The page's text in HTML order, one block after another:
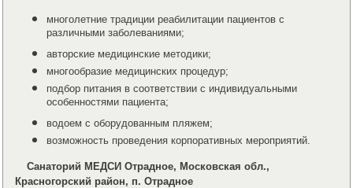
многолетние традиции реабилитации пациентов с
различными заболеваниями;
авторские медицинские методики;
многообразие медицинских процедур;
подбор питания в соответствии с индивидуальными
особенностями пациента;
водоем с оборудованным пляжем;
возможность проведения корпоративных мероприятий.
Санаторий МЕДСИ Отрадное, Московская обл.,
Красногорский район, п. Отрадное